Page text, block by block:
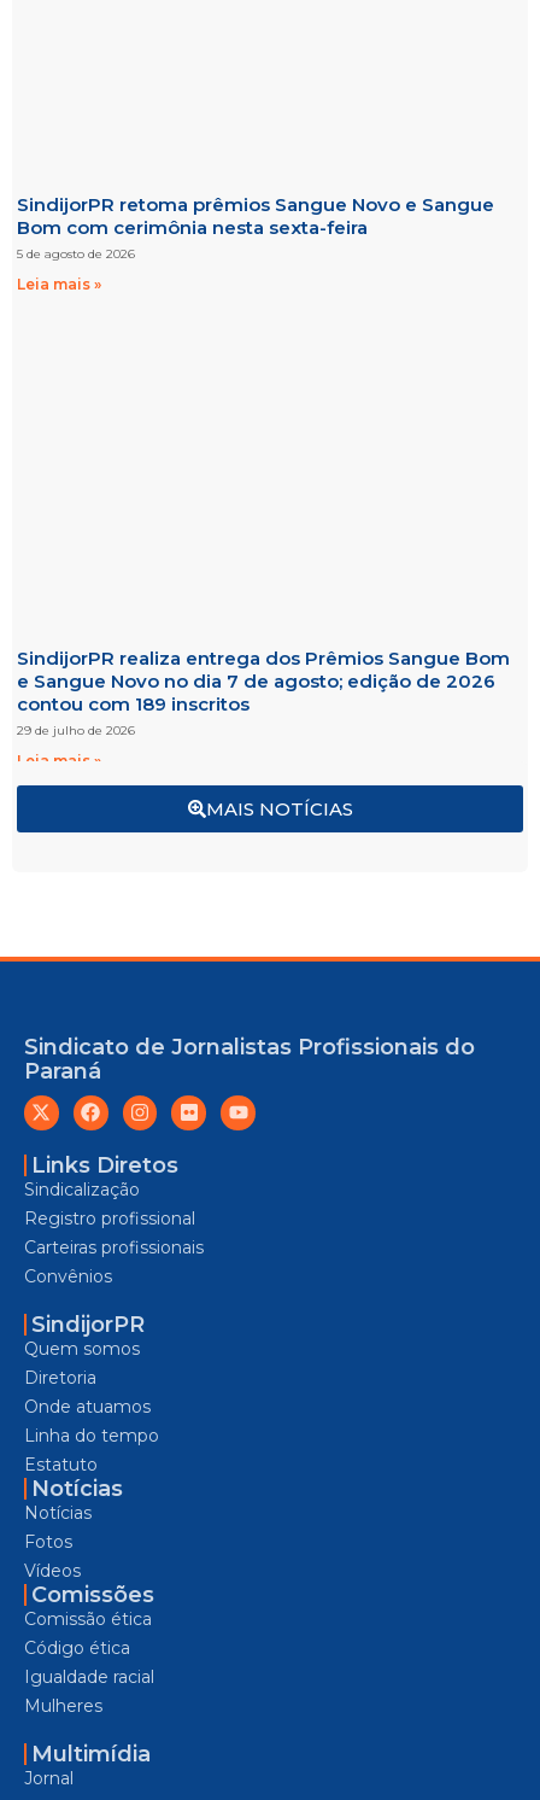
MAIS NOTÍCIAS
SindijorPR retoma prêmios Sangue Novo e Sangue
Bom com cerimônia nesta sexta-feira
5 de agosto de 2026
Leia mais »
SindijorPR realiza entrega dos Prêmios Sangue Bom
e Sangue Novo no dia 7 de agosto; edição de 2026
contou com 189 inscritos
29 de julho de 2026
Leia mais »
Sindicato de Jornalistas Profissionais do
Paraná
Links Diretos
Sindicalização
Registro profissional
Carteiras profissionais
Convênios
SindijorPR
Quem somos
Diretoria
Onde atuamos
Linha do tempo
Estatuto
Notícias
Notícias
Fotos
Vídeos
Comissões
Comissão ética
Código ética
Igualdade racial
Mulheres
Multimídia
Jornal